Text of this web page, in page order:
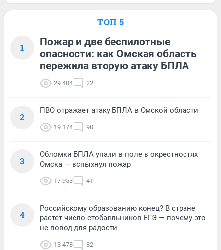
ТОП 5
1
Пожар и две беспилотные
опасности: как Омская область
пережила вторую атаку БПЛА
29 404 22
2
ПВО отражает атаку БПЛА в Омской области
19 174 90
3
Обломки БПЛА упали в поле в окрестностях
Омска — вспыхнул пожар
17 953 41
4
Российскому образованию конец? В стране
растет число стобалльников ЕГЭ — почему это
не повод для радости
13 478 82